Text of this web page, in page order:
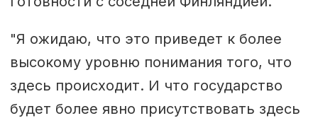
"Я ожидаю, что это приведет к более
высокому уровню понимания того, что
здесь происходит. И что государство
будет более явно присутствовать здесь